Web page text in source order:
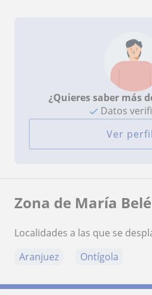
¿Quieres saber más
Datos
Ver perfil
Zona de María
Localidades a las que se
Aranjuez
Ontígola